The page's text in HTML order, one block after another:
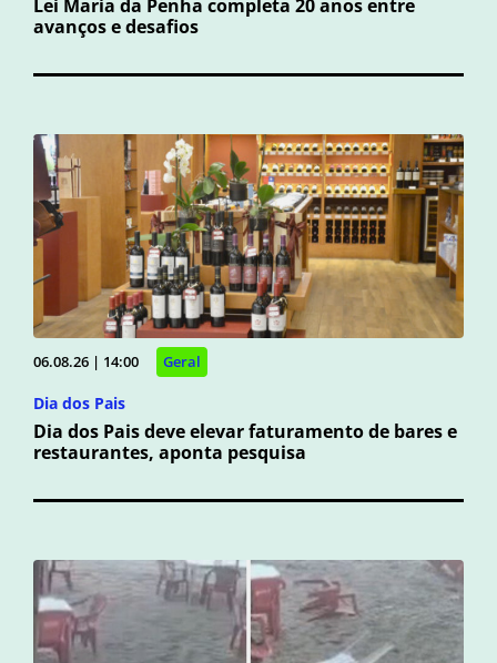
Lei Maria da Penha completa 20 anos entre
avanços e desafios
06.08.26 | 14:00 Geral
Dia dos Pais
Dia dos Pais deve elevar faturamento de bares e
restaurantes, aponta pesquisa